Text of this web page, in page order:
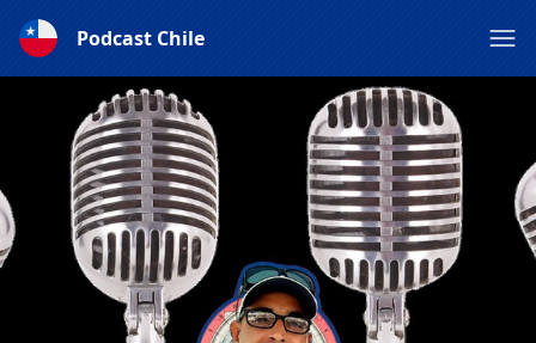
Podcast Chile